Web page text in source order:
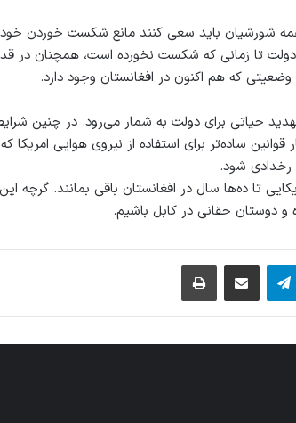
شورشیان باید سعی کنند مانع شکست خوردن
تا زمانی که شکست نخورده است، همچنان در
که هم اکنون در افغانستان وجود دارد.
حیاتی برای دولت به شمار می‌رود. در چنین
ساده‌تر برای استفاده از نیروی هوایی امریکا
رخدادی شود.
تا ده‌ها سال در افغانستان باقی بمانند.
و دوستان حقانی در کابل باشیم.
تلگرام اشتراک گذاری از طریق ایمیل